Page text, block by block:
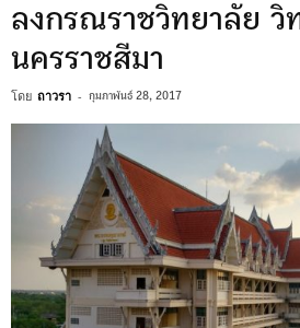
ลงกรณราชวิทยาลัย วิ
นครราชสีมา
โดย ถาวรา - กุมภาพันธ์ 28, 2017